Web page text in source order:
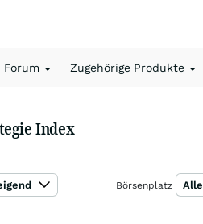
Forum Zugehörige Produkte
Index
Börsenplatz Alle